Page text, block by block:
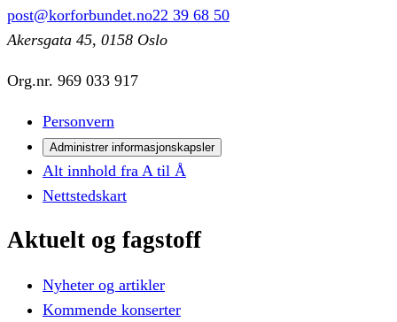
post@korforbundet.no22 39 68 50
Akersgata 45, 0158 Oslo
Org.nr. 969 033 917
Personvern
Administrer informasjonskapsler
Alt innhold fra A til Å
Nettstedskart
Aktuelt og fagstoff
Nyheter og artikler
Kommende konserter